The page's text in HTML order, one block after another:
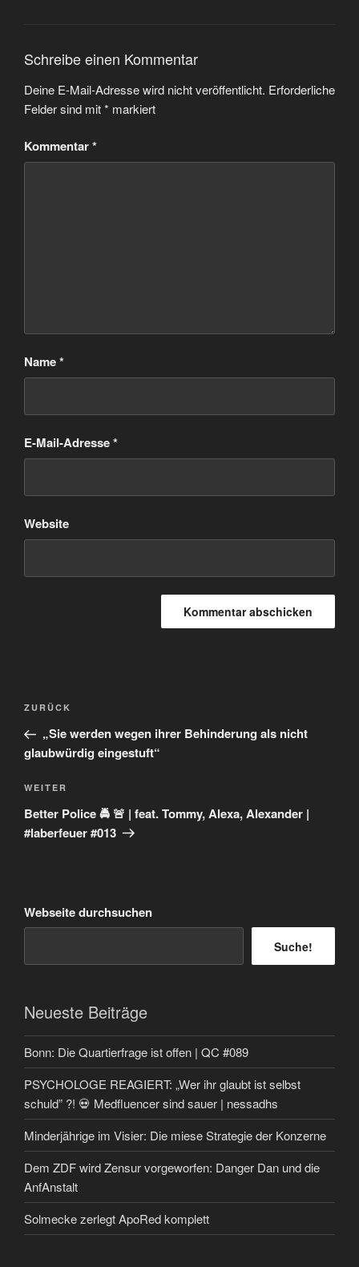
Schreibe einen Kommentar
Deine E-Mail-Adresse wird nicht veröffentlicht. Erforderliche
Felder sind mit* markiert
Kommentar*
Name*
E-Mail-Adresse*
Website
Beitragsnavigation
Vorheriger
Beitrag
ZURÜCK
„Sie werden wegen ihrer Behinderung als nicht
glaubwürdig eingestuft“
Nächster
Beitrag
WEITER
Better Police 🚔 🚨 | feat. Tommy, Alexa, Alexander |
#laberfeuer #013
Webseite durchsuchen
Suche!
Neueste Beiträge
Bonn: Die Quartierfrage ist offen | QC #089
PSYCHOLOGE REAGIERT: „Wer ihr glaubt ist selbst
schuld” ?! 💀 Medfluencer sind sauer | nessadhs
Minderjährige im Visier: Die miese Strategie der Konzerne
Dem ZDF wird Zensur vorgeworfen: Danger Dan und die
AnfAnstalt
Solmecke zerlegt ApoRed komplett